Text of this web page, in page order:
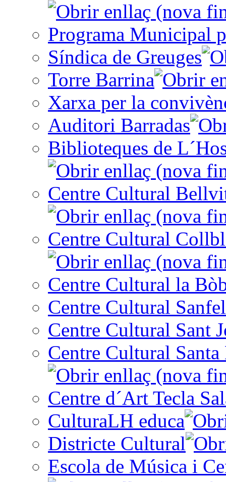
Programa Municipal
Síndica de Greuges
Torre Barrina
Xarxa per la
Auditori Barradas
Biblioteques de
Centre Cultural
Centre Cultural
Centre Cultural la
Centre Cultural
Centre Cultural Sant
Centre Cultural
Centre d´Art Tecla
CulturaLH educa
Districte Cultural
Escola de Música i